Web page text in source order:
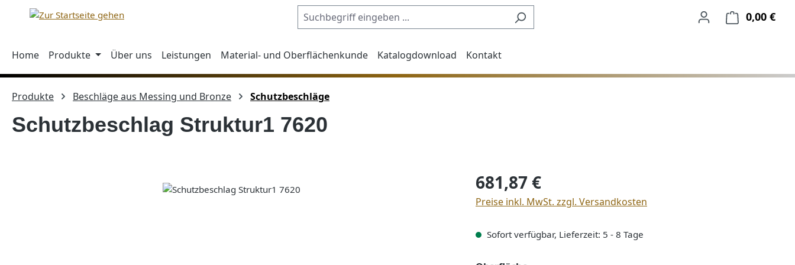
Hauptinhalt springen
Zur Suche springen
Zur Hauptnavigation springen 0,00 €
Home Produkte Über uns Leistungen Material- und Oberflächenkunde Katalogdownload Kontakt
Produkte Beschläge aus Messing und Bronze Schutzbeschläge
Schutzbeschlag Struktur1 7620
Regulärer Preis:
681,87 €
Preise inkl. MwSt. zzgl. Versandkosten
Sofort verfügbar, Lieferzeit: 5 - 8 Tage